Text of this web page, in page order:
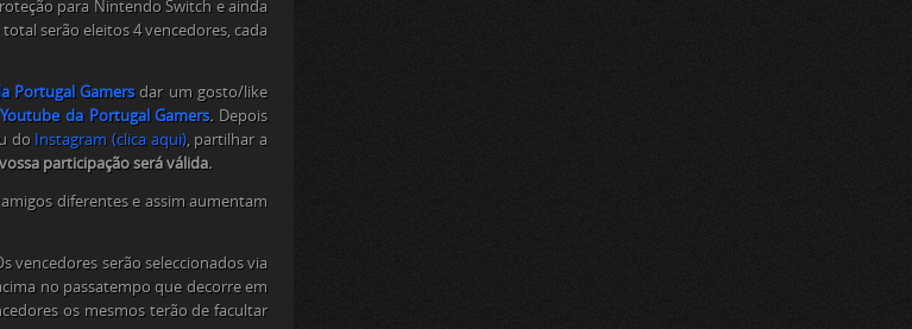
para Nintendo Switch e ainda
serão eleitos 4 vencedores, cada
Portugal Gamersdar um gosto/like
da Portugal Gamers. Depois
do Instagram (clica aqui), partilhar a
participação será válida.
diferentes e assim aumentam
vencedores serão seleccionados via
no passatempo que decorre em
os mesmos terão de facultar